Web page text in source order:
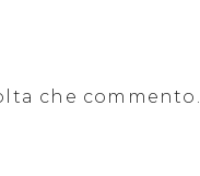
che commento.